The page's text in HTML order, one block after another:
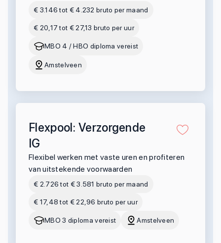
€ 3.146 tot € 4.232 bruto per maand
€ 20,17 tot € 27,13 bruto per uur
MBO 4 / HBO diploma vereist
Amstelveen
Flexpool: Verzorgende
IG
Flexibel werken met vaste uren en profiteren
van uitstekende voorwaarden
€ 2.726 tot € 3.581 bruto per maand
€ 17,48 tot € 22,96 bruto per uur
MBO 3 diploma vereist Amstelveen